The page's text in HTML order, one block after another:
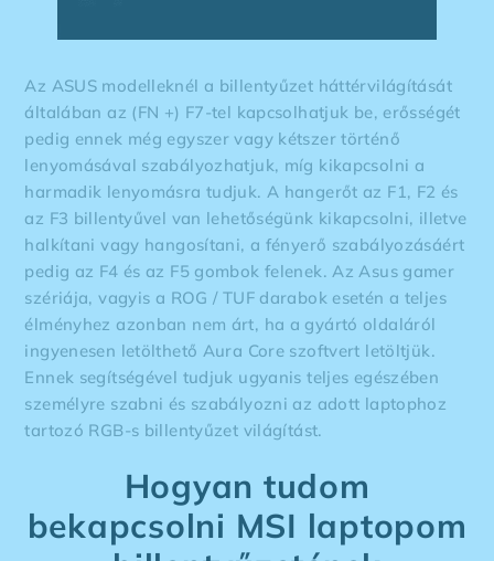
Az ASUS modelleknél a billentyűzet háttérvilágítását
általában az (FN +) F7-tel kapcsolhatjuk be, erősségét
pedig ennek még egyszer vagy kétszer történő
lenyomásával szabályozhatjuk, míg kikapcsolni a
harmadik lenyomásra tudjuk. A hangerőt az F1, F2 és
az F3 billentyűvel van lehetőségünk kikapcsolni, illetve
halkítani vagy hangosítani, a fényerő szabályozásáért
pedig az F4 és az F5 gombok felenek. Az Asus gamer
szériája, vagyis a ROG / TUF darabok esetén a teljes
élményhez azonban nem árt, ha a gyártó oldaláról
ingyenesen letölthető Aura Core szoftvert letöltjük.
Ennek segítségével tudjuk ugyanis teljes egészében
személyre szabni és szabályozni az adott laptophoz
tartozó RGB-s billentyűzet világítást.
Hogyan tudom
bekapcsolni MSI laptopom